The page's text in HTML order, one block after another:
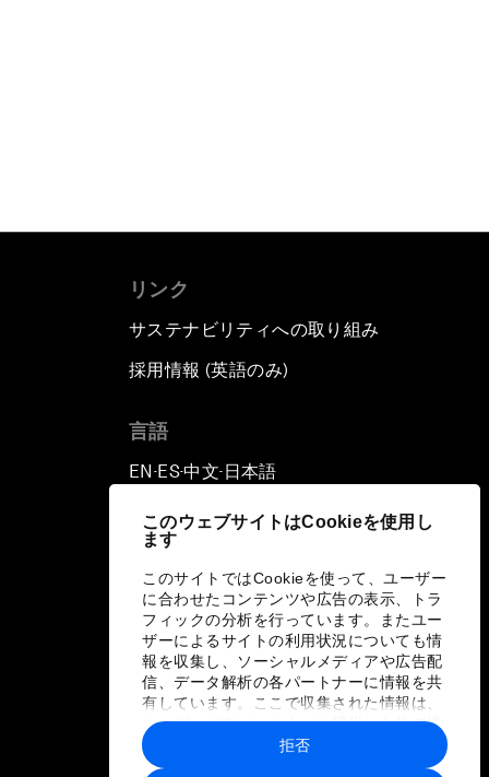
このウェブサイトはCookieを使用し
ます
このサイトではCookieを使って、ユーザー
に合わせたコンテンツや広告の表示、トラ
フィックの分析を行っています。またユー
ザーによるサイトの利用状況についても情
報を収集し、ソーシャルメディアや広告配
信、データ解析の各パートナーに情報を共
有しています。ここで収集された情報は、
ユーザーが各パートナーに提供した他の情
報や各パートナーのサービスを使用した際
に収集された情報と組み合わされ、各パー
拒否
リンク
サステナビリティへの取り組み
採用情報 (英語のみ)
言語
EN ▪ ES▪中文▪ 日本語